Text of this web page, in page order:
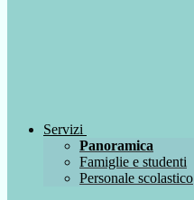
Servizi
Panoramica
Famiglie e studenti
Personale scolastico